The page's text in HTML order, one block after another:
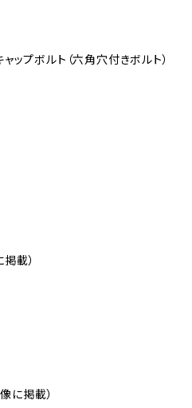
プボルト（六角穴付きボルト）
載）
に掲載）